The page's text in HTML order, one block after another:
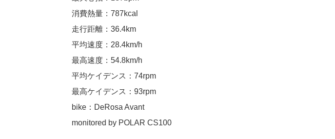
消費熱量：787kcal
走行距離：36.4km
平均速度：28.4km/h
最高速度：54.8km/h
平均ケイデンス：74rpm
最高ケイデンス：93rpm
bike：DeRosa Avant
monitored by POLAR CS100